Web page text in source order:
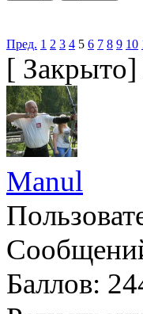
Пред. 1 2 3 4 5 6 7 8 9 10
[ Закрыто]
Manul
Баллов: